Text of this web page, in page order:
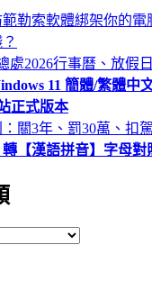
勒索軟體綁架你的電
處2026行事曆、放假日
11 簡體/繁體中
正式版本
關3年、罰30萬、扣
轉【漢語拼音】字母對